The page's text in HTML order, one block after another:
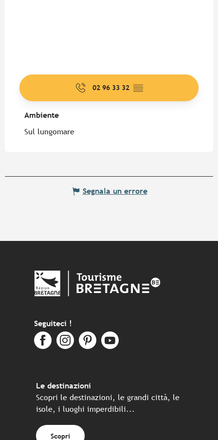
02 96 33 32 ▒▒
Ambiente
Ambiente
Sul lungomare
Segnala un errore
Seguiteci !
Le destinazioni
Scopri le destinazioni, le grandi città, le
isole, i luoghi imperdibili...
Scopri